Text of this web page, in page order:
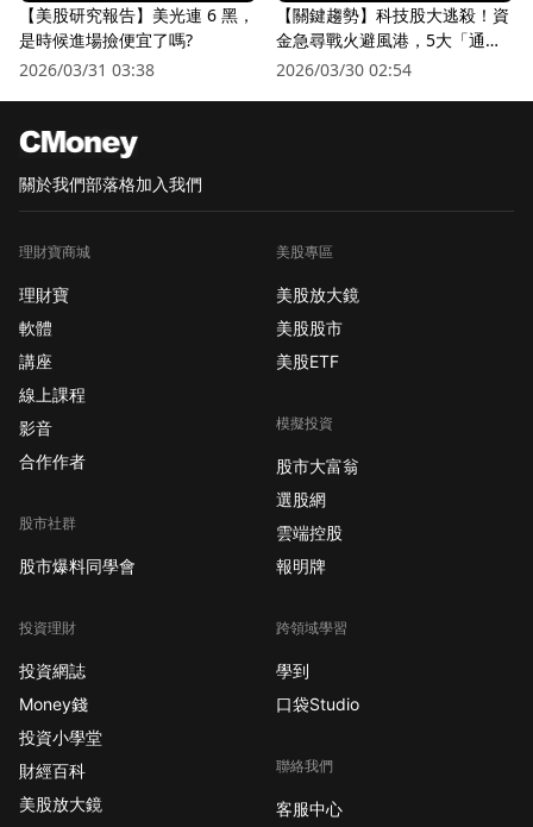
【美股研究報告】美光連 6 黑，
是時候進場撿便宜了嗎?
2026/03/31 03:38
【關鍵趨勢】科技股大逃殺！資
金急尋戰火避風港，5大「通訊
衛星股」逆勢狂飆
2026/03/30 02:54
關於我們部落格加入我們
理財寶商城
理財寶
軟體
講座
線上課程
影音
合作作者
股市社群
股市爆料同學會
投資理財
投資網誌
Money錢
投資小學堂
財經百科
美股放大鏡
美股專區
美股放大鏡
美股股市
美股ETF
模擬投資
股市大富翁
選股網
雲端控股
報明牌
跨領域學習
學到
口袋Studio
聯絡我們
客服中心